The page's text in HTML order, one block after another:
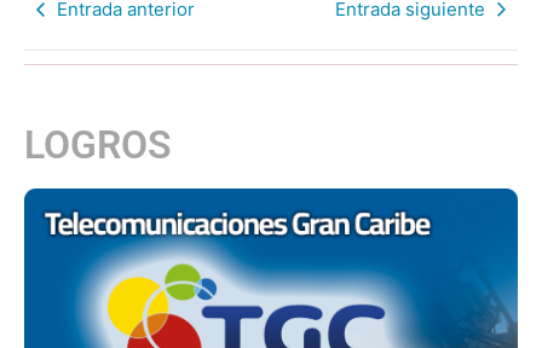
Entrada anterior Entrada siguiente
LOGROS